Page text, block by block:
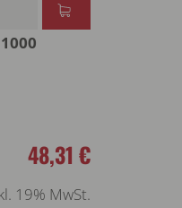
48,31 €
19% MwSt.